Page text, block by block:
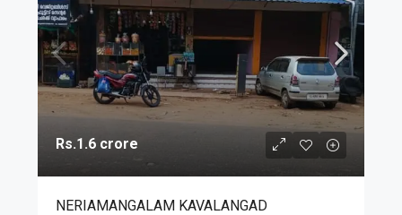
Rs.1.6 crore
NERIAMANGALAM KAVALANGAD